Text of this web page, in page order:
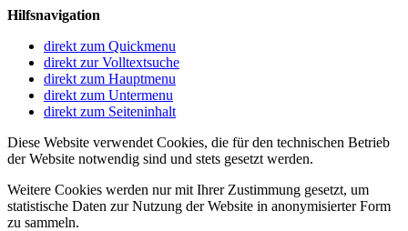
Hilfsnavigation
direkt zum Quickmenu
direkt zur Volltextsuche
direkt zum Hauptmenu
direkt zum Untermenu
direkt zum Seiteninhalt
Diese Website verwendet Cookies, die für den technischen Betrieb
der Website notwendig sind und stets gesetzt werden.
Weitere Cookies werden nur mit Ihrer Zustimmung gesetzt, um
statistische Daten zur Nutzung der Website in anonymisierter Form
zu sammeln.